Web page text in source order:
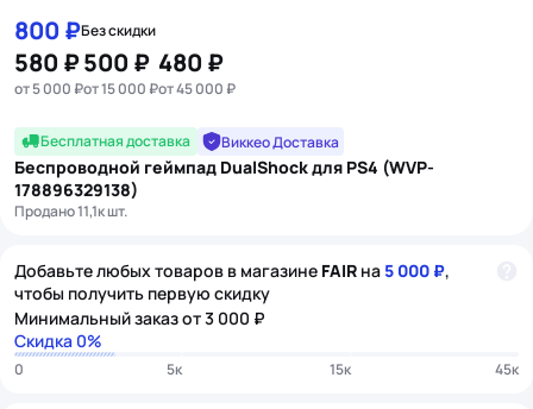
Item
of
800 ₽Без скидки
580 ₽
от 5 000 ₽
500 ₽
от 15 000 ₽
480 ₽
от 45 000 ₽
Бесплатная доставка Виккео Доставка
Беспроводной геймпад DualShock для PS4 (WVP-
178896329138)
Продано 11,1к шт.
Добавьте любых товаров в магазине FAIR на 5 000 ₽,
чтобы получить первую скидку
Минимальный заказ от 3 000 ₽
Скидка 0%
0 5к 15к 45к